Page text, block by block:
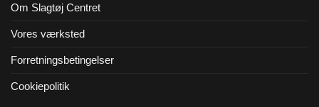
Om Slagtøj Centret
Vores værksted
Forretningsbetingelser
Cookiepolitik